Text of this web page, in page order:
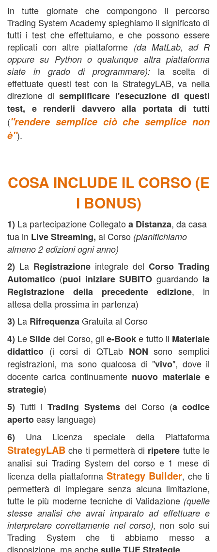
In tutte giornate che compongono il percorso
Trading System Academy spieghiamo il significato di
tutti i test che effettuiamo, e che possono essere
replicati con altre piattaforme (da MatLab, ad R
oppure su Python o qualunque altra piattaforma
siate in grado di programmare): la scelta di
effettuate questi test con la StrategyLAB, va nella
direzione disemplificare l'esecuzione di questi
test, e renderli davvero alla portata di tutti
("rendere semplice ciò che semplice non
è").
COSA INCLUDE IL CORSO (E
I BONUS)
1) La partecipazione Collegato a Distanza, da casa
tua in Live Streaming, al Corso (pianifichiamo
almeno 2 edizioni ogni anno)
2) La Registrazione integrale del Corso Trading
Automatico (puoi iniziare SUBITO guardando la
Registrazione della precedente edizione, in
attesa della prossima in partenza)
3) La RifrequenzaGratuita al Corso
4) LeSlide del Corso, glie-Booke tutto il Materiale
didattico (i corsi di QTLab NONsono semplici
registrazioni, ma sono qualcosa di "vivo", dove il
docente carica continuamente nuovo materiale e
strategie)
5) Tutti iTrading Systems del Corso (a codice
apertoeasy language)
6) Una Licenza speciale della Piattaforma
StrategyLAB che ti permetterà di ripetere tutte le
analisi sui Trading System del corso e 1 mese di
licenza della piattaforma Strategy Builder, che ti
permetterà di impiegare senza alcuna limitazione,
tutte le più moderne tecniche di Validazione (quelle
stesse analisi che avrai imparato ad effettuare e
interpretare correttamente nel corso), non solo sui
Trading System che ti abbiamo messo a
disposizione, ma anche